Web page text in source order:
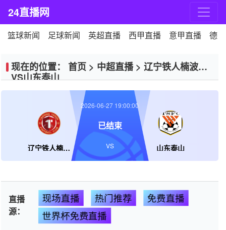
24直播网
篮球新闻 足球新闻 英超直播 西甲直播 意甲直播 德
现在的位置： 首页 > 中超直播> 辽宁铁人楠波湾
VS山东泰山
辽宁铁人楠波湾 山东泰山
2026-06-27 19:00:00
已结束
VS
直播
源：
现场直播 热门推荐
免费直播
世界杯免费直播